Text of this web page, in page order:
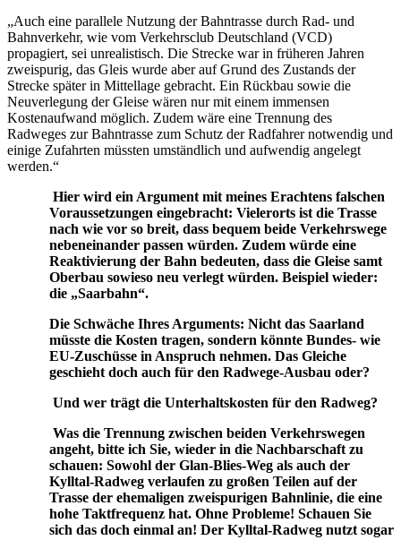
„Auch eine parallele Nutzung der Bahntrasse durch Rad- und
Bahnverkehr, wie vom Verkehrsclub Deutschland (VCD)
propagiert, sei unrealistisch. Die Strecke war in früheren Jahren
zweispurig, das Gleis wurde aber auf Grund des Zustands der
Strecke später in Mittellage gebracht. Ein Rückbau sowie die
Neuverlegung der Gleise wären nur mit einem immensen
Kostenaufwand möglich. Zudem wäre eine Trennung des
Radweges zur Bahntrasse zum Schutz der Radfahrer notwendig und
einige Zufahrten müssten umständlich und aufwendig angelegt
werden.“
Hier wird ein Argument mit meines Erachtens falschen
Voraussetzungen eingebracht: Vielerorts ist die Trasse
nach wie vor so breit, dass bequem beide Verkehrswege
nebeneinander passen würden. Zudem würde eine
Reaktivierung der Bahn bedeuten, dass die Gleise samt
Oberbau sowieso neu verlegt würden. Beispiel wieder:
die „Saarbahn“.
Die Schwäche Ihres Arguments: Nicht das Saarland
müsste die Kosten tragen, sondern könnte Bundes- wie
EU-Zuschüsse in Anspruch nehmen. Das Gleiche
geschieht doch auch für den Radwege-Ausbau oder?
Und wer trägt die Unterhaltskosten für den Radweg?
Was die Trennung zwischen beiden Verkehrswegen
angeht, bitte ich Sie, wieder in die Nachbarschaft zu
schauen: Sowohl der Glan-Blies-Weg als auch der
Kylltal-Radweg verlaufen zu großen Teilen auf der
Trasse der ehemaligen zweispurigen Bahnlinie, die eine
hohe Taktfrequenz hat. Ohne Probleme! Schauen Sie
sich das doch einmal an! Der Kylltal-Radweg nutzt sogar